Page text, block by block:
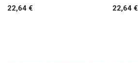
22,64 € 22,64€